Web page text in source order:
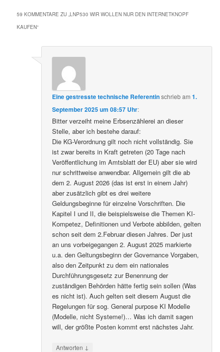
59 KOMMENTARE ZU „LNP530 WIR WOLLEN NUR DEN INTERNETKNOPF
KAUFEN“
Eine gestresste technische Referentinschriebam1.
September 2025 um 08:57 Uhr:
Bitter verzeiht meine Erbsenzählerei an dieser
Stelle, aber ich bestehe darauf:
Die KG-Verordnung gilt noch nicht vollständig. Sie
ist zwar bereits in Kraft getreten (20 Tage nach
Veröffentlichung im Amtsblatt der EU) aber sie wird
nur schrittweise anwendbar. Allgemein gilt die ab
dem 2. August 2026 (das ist erst in einem Jahr)
aber zusätzlich gibt es drei weitere
Geldungsbeginne für einzelne Vorschriften. Die
Kapitel I und II, die beispielsweise die Themen KI-
Kompetez, Definitionen und Verbote abbilden, gelten
schon seit dem 2.Februar diesen Jahres. Der just
an uns vorbeigegangen 2. August 2025 markierte
u.a. den Geltungsbeginn der Governance Vorgaben,
also den Zeitpunkt zu dem ein nationales
Durchführungsgesetz zur Benennung der
zuständigen Behörden hätte fertig sein sollen (Was
es nicht ist). Auch gelten seit diesem August die
Regelungen für sog. General purpose KI Modelle
(Modelle, nicht Systeme!)… Was ich damit sagen
will, der größte Posten kommt erst nächstes Jahr.
Antworten ↓